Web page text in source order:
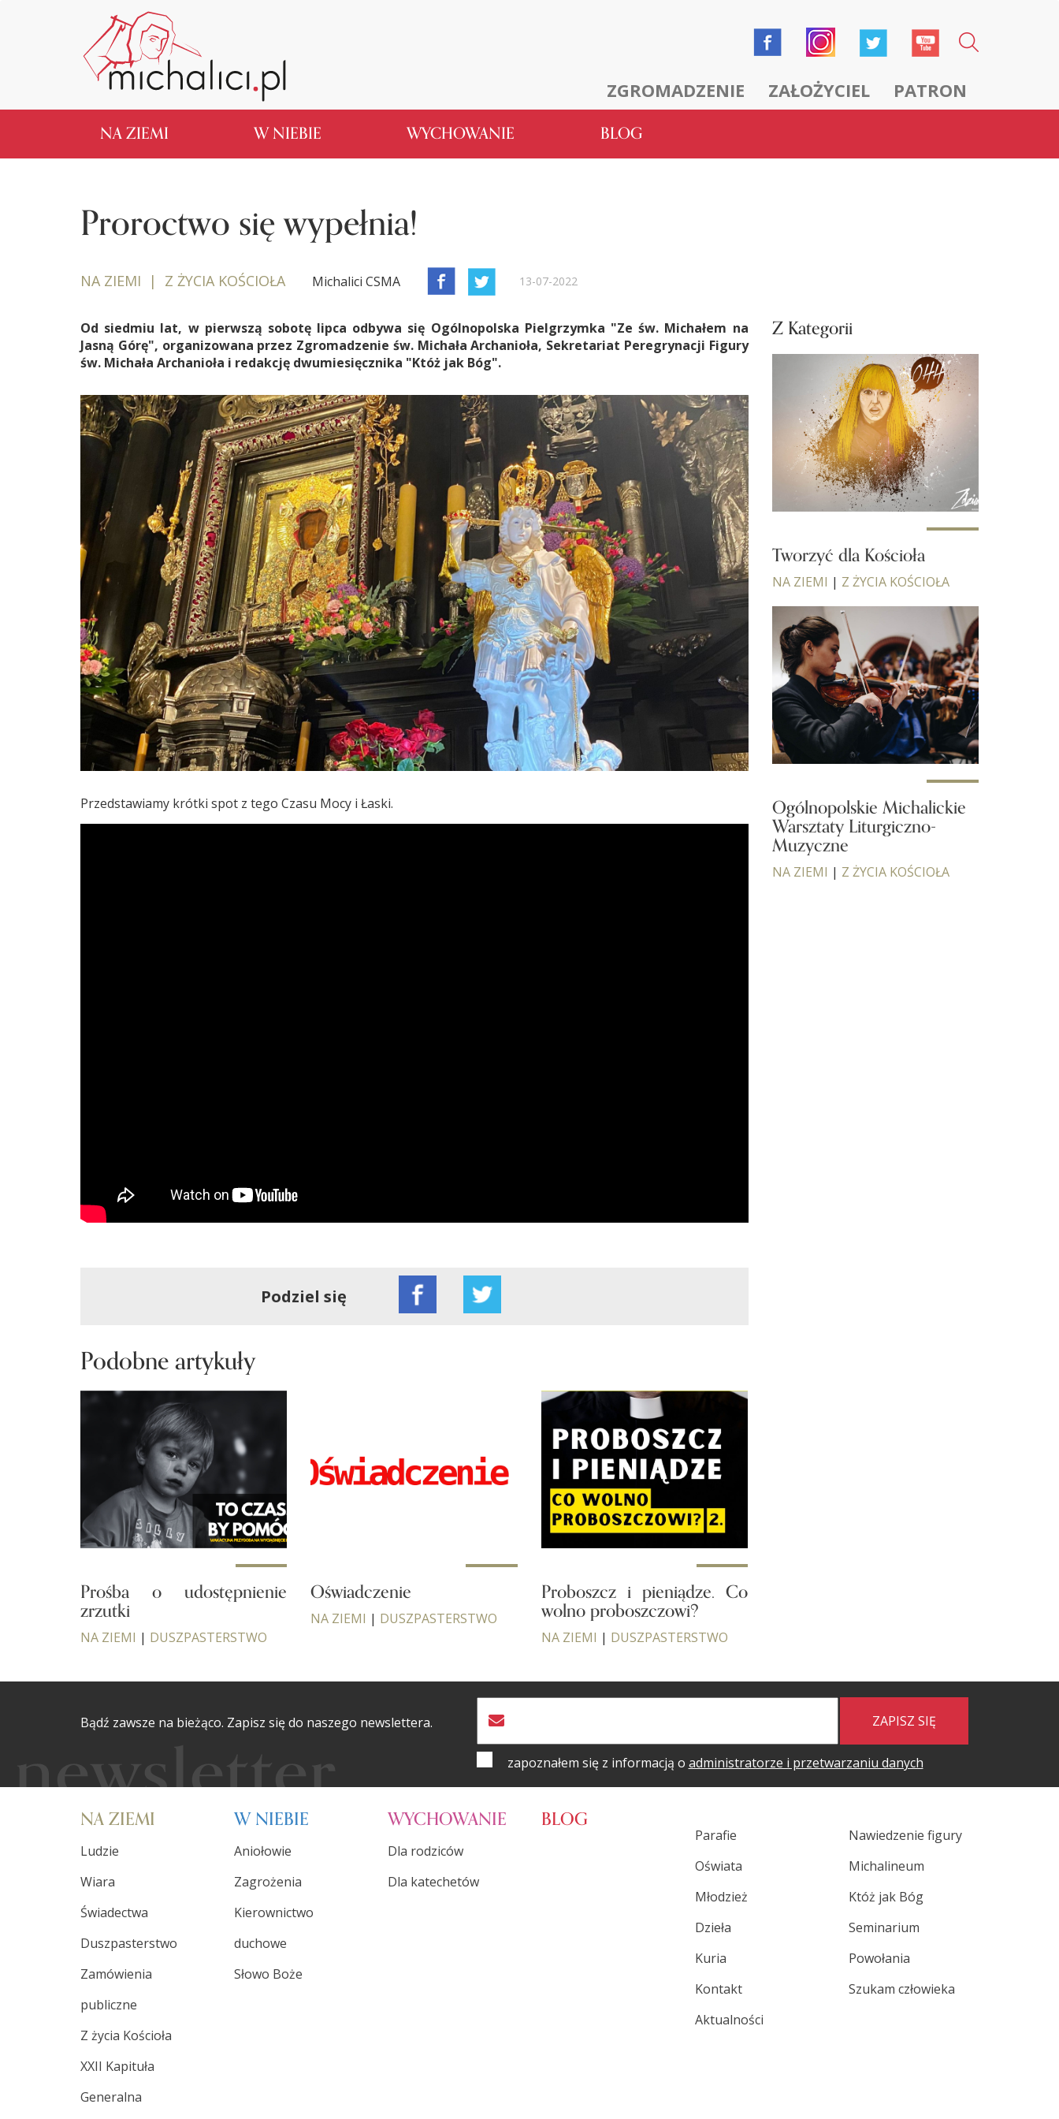
ZGROMADZENIE ZAŁOŻYCIEL PATRON
NA ZIEMI W NIEBIE WYCHOWANIE BLOG
Proroctwo się wypełnia!
NA ZIEMI | Z ŻYCIA KOŚCIOŁA Michalici CSMA 13-07-2022
Od siedmiu lat, w pierwszą sobotę lipca odbywa się Ogólnopolska Pielgrzymka "Ze św. Michałem na
Jasną Górę", organizowana przez Zgromadzenie św. Michała Archanioła, Sekretariat Peregrynacji Figury
św. Michała Archanioła i redakcję dwumiesięcznika "Któż jak Bóg".
Przedstawiamy krótki spot z tego Czasu Mocy i Łaski.
Podziel się
Podobne artykuły
Prośba o udostępnienie
zrzutki
NA ZIEMI | DUSZPASTERSTWO
Oświadczenie
NA ZIEMI | DUSZPASTERSTWO
Proboszcz i pieniądze. Co
wolno proboszczowi?
NA ZIEMI | DUSZPASTERSTWO
Z Kategorii
Tworzyć dla Kościoła
NA ZIEMI | Z ŻYCIA KOŚCIOŁA
Ogólnopolskie Michalickie
Warsztaty Liturgiczno-
Muzyczne
NA ZIEMI | Z ŻYCIA KOŚCIOŁA
Bądź zawsze na bieżąco. Zapisz się do naszego newslettera. ZAPISZ SIĘ
zapoznałem się z informacją o administratorze i przetwarzaniu danych
NA ZIEMI
Ludzie
Wiara
Świadectwa
Duszpasterstwo
Zamówienia
publiczne
Z życia Kościoła
XXII Kapituła
Generalna
W NIEBIE
Aniołowie
Zagrożenia
Kierownictwo
duchowe
Słowo Boże
WYCHOWANIE
Dla rodziców
Dla katechetów
BLOG
Parafie
Oświata
Młodzież
Dzieła
Kuria
Kontakt
Aktualności
Nawiedzenie figury
Michalineum
Któż jak Bóg
Seminarium
Powołania
Szukam człowieka